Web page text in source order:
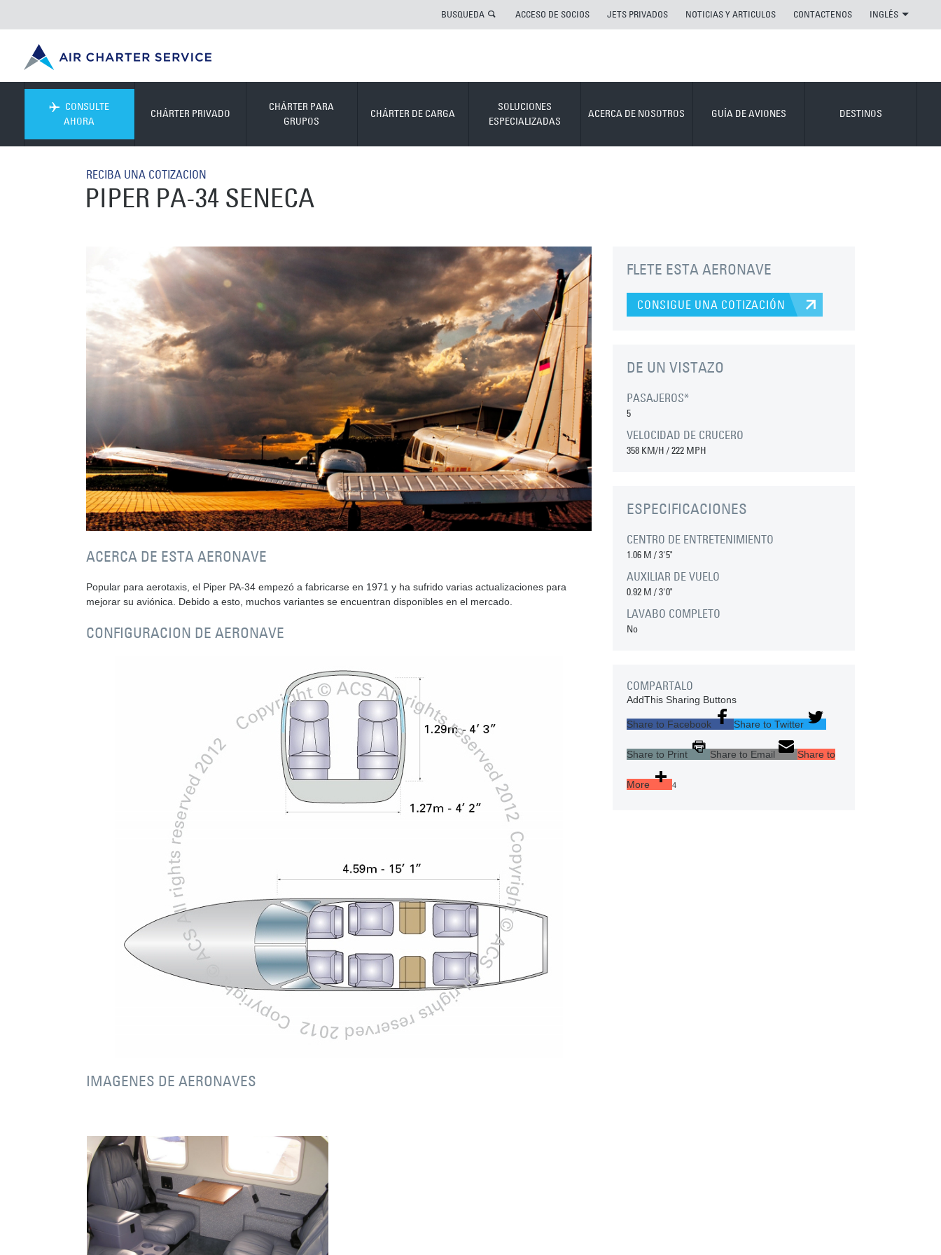
BUSQUEDA ACCESO DE SOCIOS JETS PRIVADOS NOTICIAS Y ARTICULOS CONTACTENOS INGLÉS
CONSULTE
AHORA
CHÁRTER PRIVADO
CHÁRTER PARA
GRUPOS
CHÁRTER DE CARGA
SOLUCIONES
ESPECIALIZADAS
ACERCA DE NOSOTROS GUÍA DE AVIONES DESTINOS
RECIBA UNA COTIZACION
PIPER PA-34 SENECA
ACERCA DE ESTA AERONAVE
Popular para aerotaxis, el Piper PA-34 empezó a fabricarse en 1971 y ha sufrido varias actualizaciones para
mejorar su aviónica. Debido a esto, muchos variantes se encuentran disponibles en el mercado.
CONFIGURACION DE AERONAVE
IMAGENES DE AERONAVES
FLETE ESTA AERONAVE
CONSIGUE UNA COTIZACIÓN
DE UN VISTAZO
PASAJEROS*
5
VELOCIDAD DE CRUCERO
358 KM/H / 222 MPH
ESPECIFICACIONES
CENTRO DE ENTRETENIMIENTO
1.06 M /3'5"
AUXILIAR DE VUELO
0.92 M /3'0"
LAVABO COMPLETO
No
COMPARTALO
AddThis Sharing Buttons
Share to Facebook Share to Twitter
Share to Print Share to Email Share to
More 4